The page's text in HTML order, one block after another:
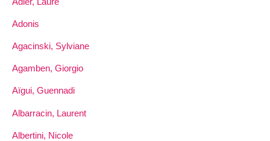
Adonis
Agacinski, Sylviane
Agamben, Giorgio
Aïgui, Guennadi
Albarracin, Laurent
Albertini, Nicole